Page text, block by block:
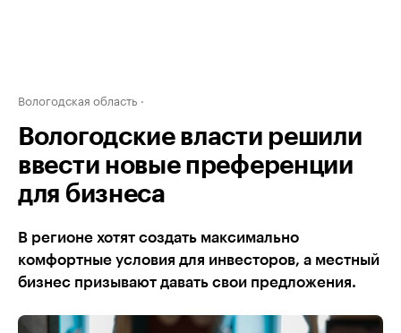
Вологодская область
Вологодские власти решили
ввести новые преференции
для бизнеса
В регионе хотят создать максимально
комфортные условия для инвесторов, а местный
бизнес призывают давать свои предложения.